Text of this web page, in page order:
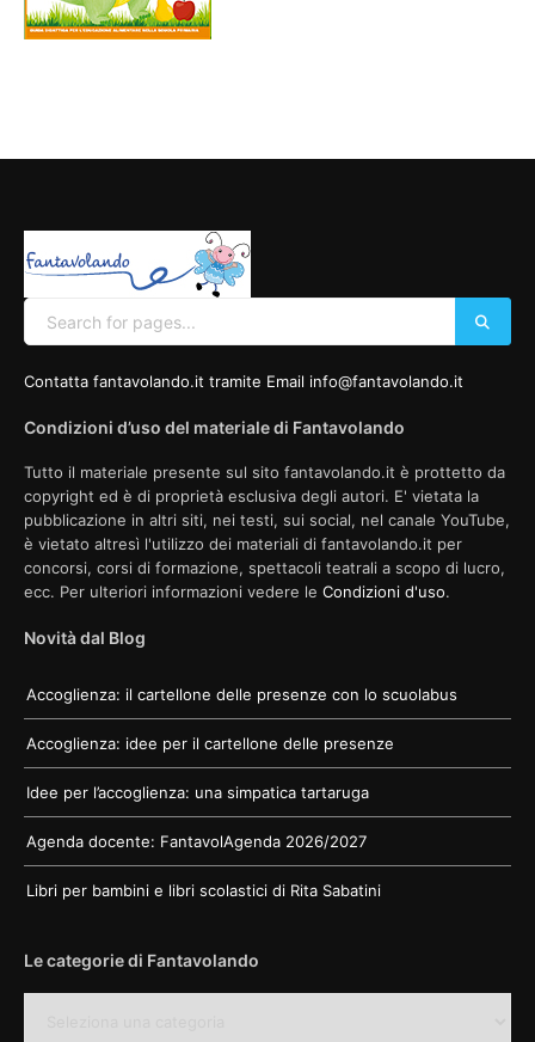
Contatta fantavolando.it tramite Email info@fantavolando.it
Condizioni d’uso del materiale di Fantavolando
Tutto il materiale presente sul sito fantavolando.it è prottetto da
copyright ed è di proprietà esclusiva degli autori. E' vietata la
pubblicazione in altri siti, nei testi, sui social, nel canale YouTube,
è vietato altresì l'utilizzo dei materiali di fantavolando.it per
concorsi, corsi di formazione, spettacoli teatrali a scopo di lucro,
ecc. Per ulteriori informazioni vedere le Condizioni d'uso.
Novità dal Blog
Accoglienza: il cartellone delle presenze con lo scuolabus
Accoglienza: idee per il cartellone delle presenze
Idee per l’accoglienza: una simpatica tartaruga
Agenda docente: FantavolAgenda 2026/2027
Libri per bambini e libri scolastici di Rita Sabatini
Le categorie di Fantavolando